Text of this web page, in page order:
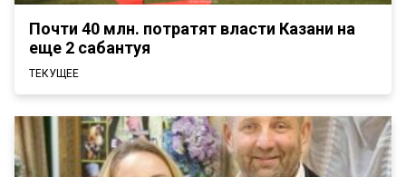
Почти 40 млн. потратят власти Казани на
еще 2 сабантуя
ТЕКУЩЕЕ